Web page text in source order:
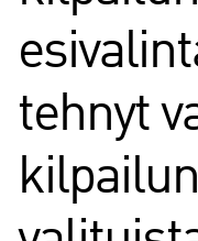
tehnyt